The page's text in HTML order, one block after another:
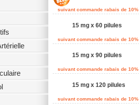
suivant commande rabais de 10%
15 mg x 60 pilules
suivant commande rabais de 10%
15 mg x 90 pilules
suivant commande rabais de 10%
15 mg x 120 pilules
suivant commande rabais de 10%